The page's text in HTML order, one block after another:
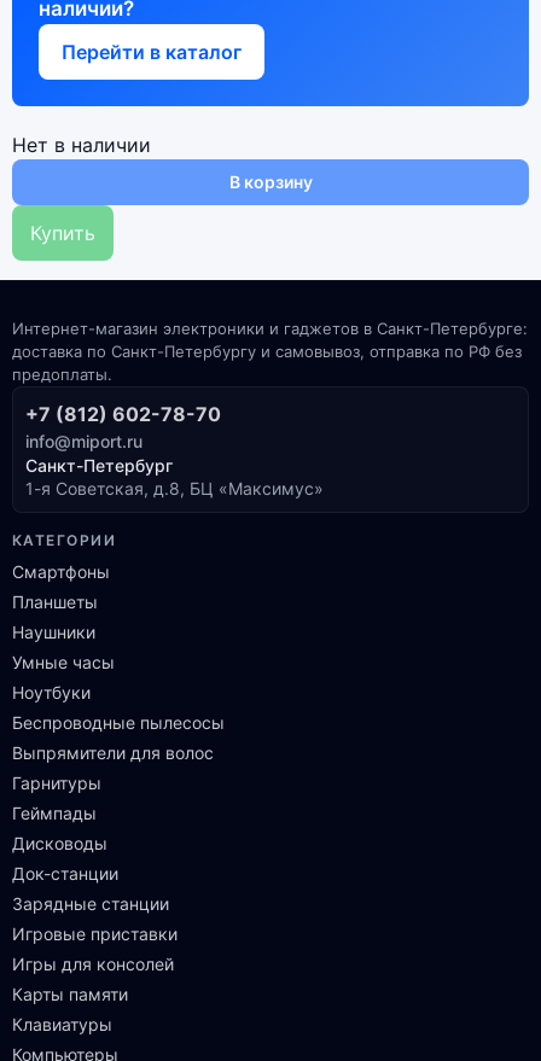
наличии?
Перейти в каталог
Нет в наличии
В корзину
Купить
Интернет-магазин электроники и гаджетов в Санкт-Петербурге:
доставка по Санкт-Петербургу и самовывоз, отправка по РФ без
предоплаты.
+7 (812) 602-78-70
info@miport.ru
Санкт-Петербург
1-я Советская, д.8, БЦ «Максимус»
КАТЕГОРИИ
Смартфоны
Планшеты
Наушники
Умные часы
Ноутбуки
Беспроводные пылесосы
Выпрямители для волос
Гарнитуры
Геймпады
Дисководы
Док-станции
Зарядные станции
Игровые приставки
Игры для консолей
Карты памяти
Клавиатуры
Компьютеры